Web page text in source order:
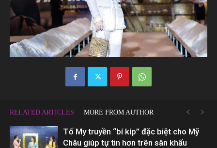
RELATED ARTICLES MORE FROM AUTHOR
Tố My truyền “bí kíp” đặc biệt cho Mỹ
Châu giúp tự tin hơn trên sân khấu